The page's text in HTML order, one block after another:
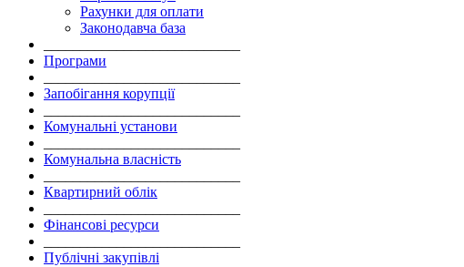
Рахунки для оплати
Законодавча база
Програми
Запобігання корупції
Комунальні установи
Комунальна власність
Квартирний облік
Фінансові ресурси
Публічні закупівлі